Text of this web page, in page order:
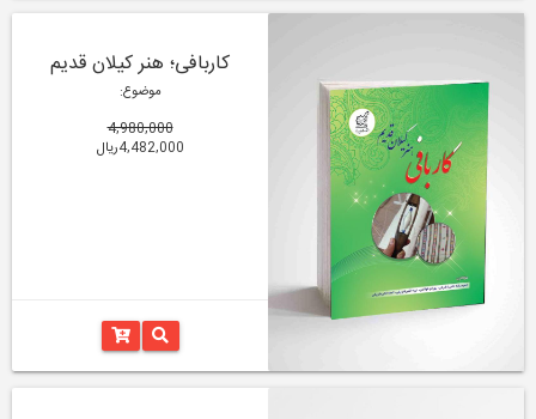
کاربافی؛ هنر کیلان قدیم
موضوع:
4,980,000
4,482,000ریال